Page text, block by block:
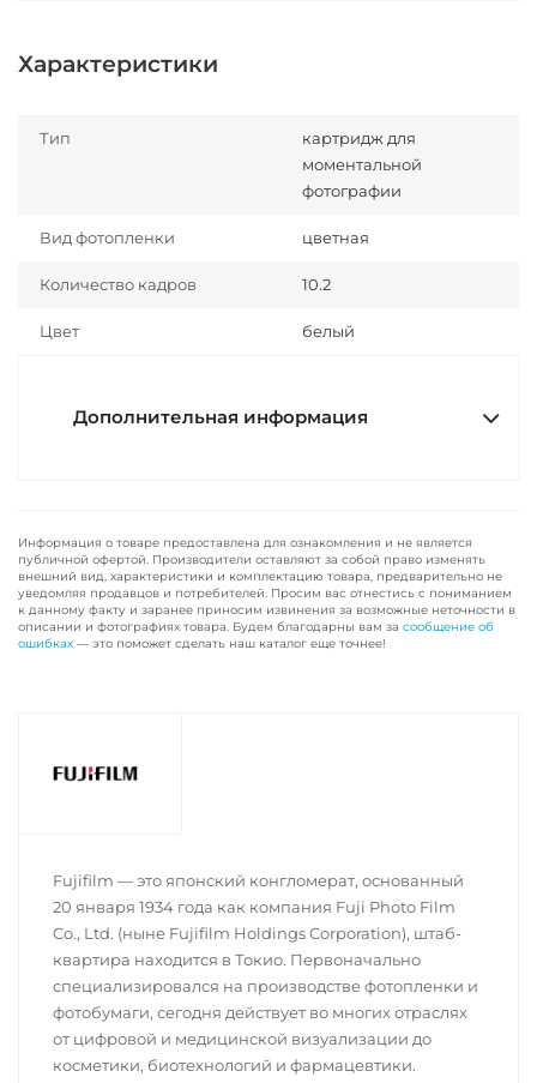
Характеристики
Тип
картридж для
моментальной
фотографии
Вид фотопленки цветная
Количество кадров 10.2
Цвет белый
Дополнительная информация
Информация о товаре предоставлена для ознакомления и не является
публичной офертой. Производители оставляют за собой право изменять
внешний вид, характеристики и комплектацию товара, предварительно не
уведомляя продавцов и потребителей. Просим вас отнестись с пониманием
к данному факту и заранее приносим извинения за возможные неточности в
описании и фотографиях товара. Будем благодарны вам за сообщение об
ошибках — это поможет сделать наш каталог еще точнее!
Fujifilm — это японский конгломерат, основанный
20 января 1934 года как компания Fuji Photo Film
Co., Ltd. (ныне Fujifilm Holdings Corporation), штаб-
квартира находится в Токио. Первоначально
специализировался на производстве фотопленки и
фотобумаги, сегодня действует во многих отраслях
от цифровой и медицинской визуализации до
косметики, биотехнологий и фармацевтики.